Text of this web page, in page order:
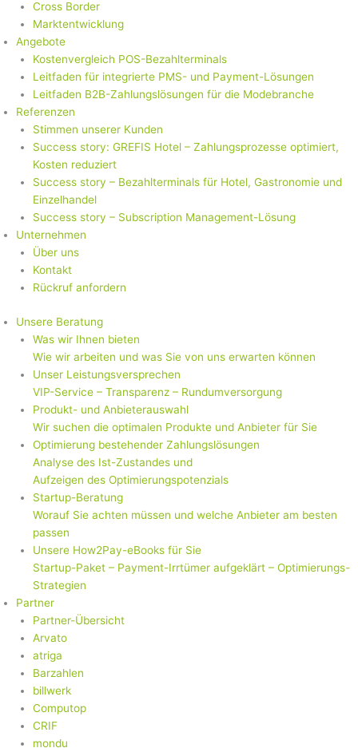
Cross Border
Marktentwicklung
Angebote
Kostenvergleich POS-Bezahlterminals
Leitfaden für integrierte PMS- und Payment-Lösungen
Leitfaden B2B-Zahlungslösungen für die Modebranche
Referenzen
Stimmen unserer Kunden
Success story: GREFIS Hotel – Zahlungsprozesse optimiert,
Kosten reduziert
Success story – Bezahlterminals für Hotel, Gastronomie und
Einzelhandel
Success story – Subscription Management-Lösung
Unternehmen
Über uns
Kontakt
Rückruf anfordern
Unsere Beratung
Was wir Ihnen bieten
Wie wir arbeiten und was Sie von uns erwarten können
Unser Leistungsversprechen
VIP-Service – Transparenz – Rundumversorgung
Produkt- und Anbieterauswahl
Wir suchen die optimalen Produkte und Anbieter für Sie
Optimierung bestehender Zahlungslösungen
Analyse des Ist-Zustandes und
Aufzeigen des Optimierungspotenzials
Startup-Beratung
Worauf Sie achten müssen und welche Anbieter am besten
passen
Unsere How2Pay-eBooks für Sie
Startup-Paket – Payment-Irrtümer aufgeklärt – Optimierungs-
Strategien
Partner
Partner-Übersicht
Arvato
atriga
Barzahlen
billwerk
Computop
CRIF
mondu